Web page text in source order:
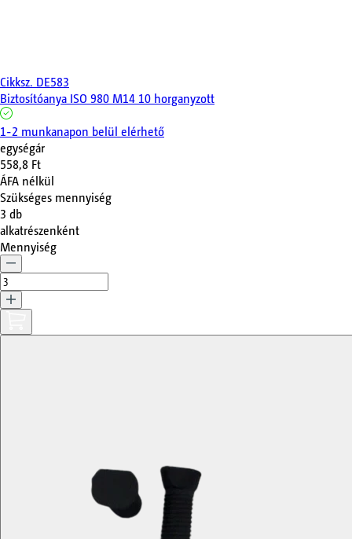
Cikksz. DE583
Biztosítóanya ISO 980 M14 10 horganyzott
1-2 munkanapon belül elérhető
egységár
558,8 Ft
ÁFA nélkül
Szükséges mennyiség
3 db
alkatrészenként
Mennyiség